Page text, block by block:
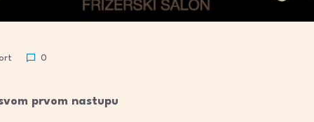
0
prvom nastupu